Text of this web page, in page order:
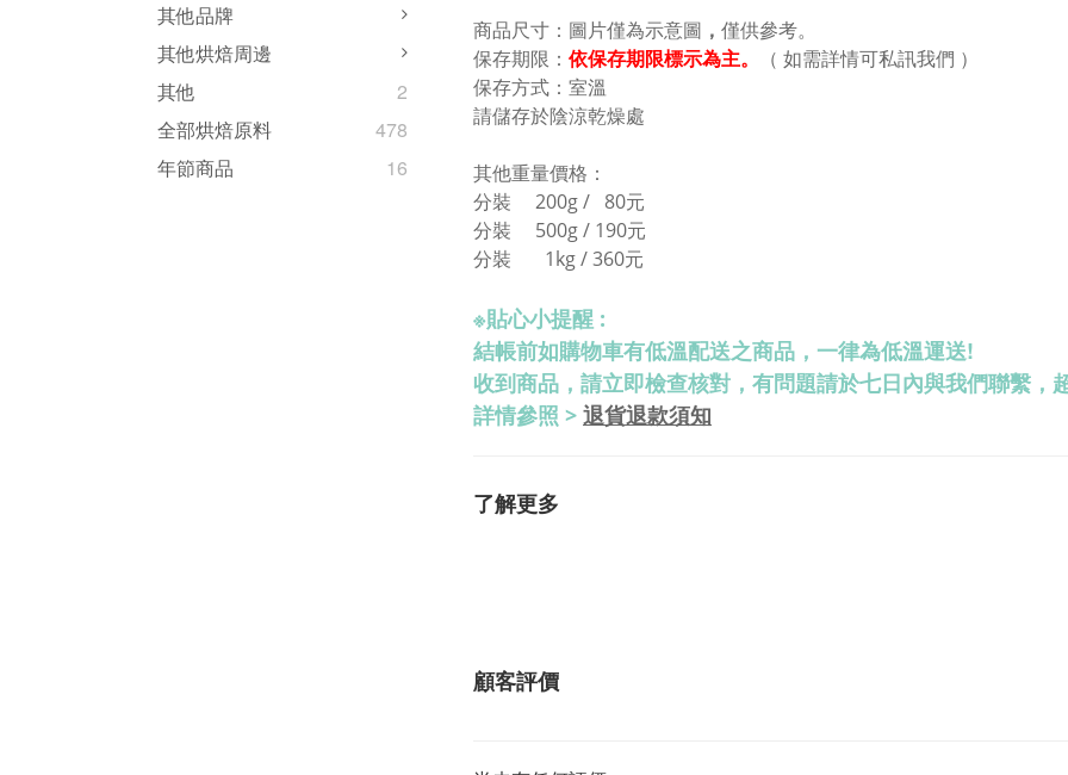
其他品牌
其他烘焙周邊
其他
2
全部烘焙原料
478
年節商品
16
商品尺寸：圖片僅為示意圖 ， 僅供參考。
保存期限： 依保存期限標示為主。 （ 如需詳情可私訊我們 ）
保存方式： 室溫
請儲存於陰涼乾燥處
其他重量價格：
分裝
200g / 80元
分裝 500g / 190元
分裝 1kg / 360元
※貼心小提醒 :
結帳前如購物車有低溫配送之商品，一律為低溫運送!
收到商品，請立即檢查核對，有問題請於七日內與我們聯繫，
詳情參照 > 退貨退款須知
了解更多
顧客評價